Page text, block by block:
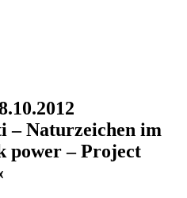
– Naturzeichen im
power – Project